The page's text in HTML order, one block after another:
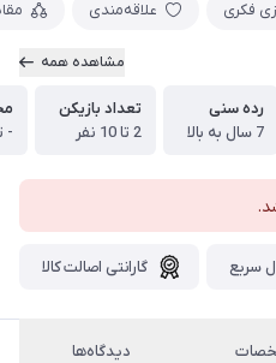
فکری علاقه‌مندی
مشاهده همه
رده سنی
7 سال به بالا
تعداد بازیکن
2 تا 10 نفر
-
سریع گارانتی اصالت کالا
دیدگاه‌ها